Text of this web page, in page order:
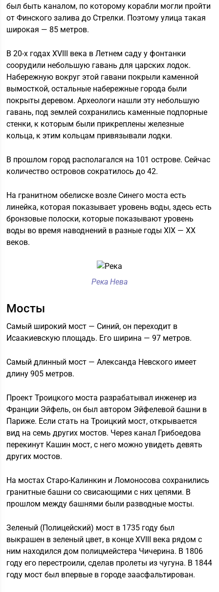
был быть каналом, по которому корабли могли пройти
от Финского залива до Стрелки. Поэтому улица такая
широкая — 85 метров.
В 20-х годах XVIII века в Летнем саду у фонтанки
соорудили небольшую гавань для царских лодок.
Набережную вокруг этой гавани покрыли каменной
вымосткой, остальные набережные города были
покрыты деревом. Археологи нашли эту небольшую
гавань, под землей сохранились каменные подпорные
стенки, к которым были прикреплены железные
кольца, к этим кольцам привязывали лодки.
В прошлом город располагался на 101 острове. Сейчас
количество островов сократилось до 42.
На гранитном обелиске возле Синего моста есть
линейка, которая показывает уровень воды, здесь есть
бронзовые полоски, которые показывают уровень
воды во время наводнений в разные годы ХІХ — ХХ
веков.
Река Нева
Мосты
Самый широкий мост — Синий, он переходит в
Исаакиевскую площадь. Его ширина — 97 метров.
Самый длинный мост — Александа Невского имеет
длину 905 метров.
Проект Троицкого моста разрабатывал инженер из
Франции Эйфель, он был автором Эйфелевой башни в
Париже. Если стать на Троицкий мост, открывается
вид на семь других мостов. Через канал Грибоедова
перекинут Кашин мост, с него можно увидеть девять
других мостов.
На мостах Старо-Калинкин и Ломоносова сохранились
гранитные башни со свисающими с них цепями. В
прошлом между башнями были разводные мосты.
Зеленый (Полицейский) мост в 1735 году был
выкрашен в зеленый цвет, в конце XVIII века рядом с
ним находился дом полицмейстера Чичерина. В 1806
году его перестроили, сделав пролеты из чугуна. В 1844
году мост был впервые в городе заасфальтирован.